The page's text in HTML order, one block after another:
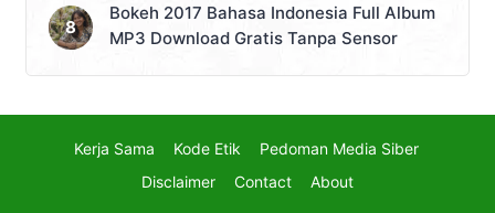
Bokeh 2017 Bahasa Indonesia Full Album
MP3 Download Gratis Tanpa Sensor
Kerja Sama Kode Etik
Pedoman Media Siber
Disclaimer
Contact About